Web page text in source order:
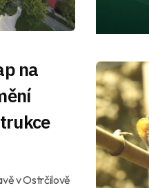
na
v Ostrčilově